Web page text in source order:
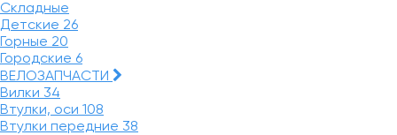
Складные
Детские 26
Горные 20
Городские 6
ВЕЛОЗАПЧАСТИ
Вилки 34
Втулки, оси 108
Втулки передние 38